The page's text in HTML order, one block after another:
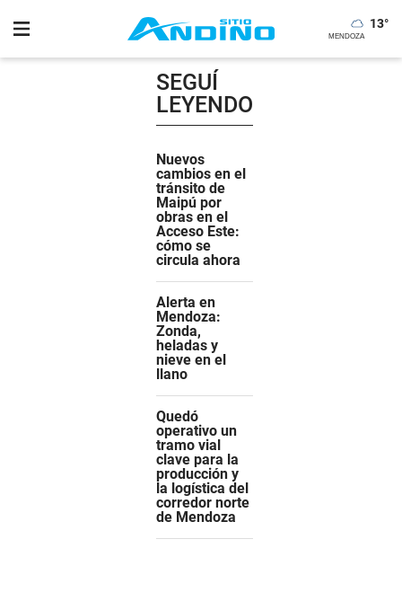
13°
SEGUÍ
LEYENDO
Nuevos
cambios en el
tránsito de
Maipú por
obras en el
Acceso Este:
cómo se
circula ahora
Alerta en
Mendoza:
Zonda,
heladas y
nieve en el
llano
Quedó
operativo un
tramo vial
clave para la
producción y
la logística del
corredor norte
de Mendoza